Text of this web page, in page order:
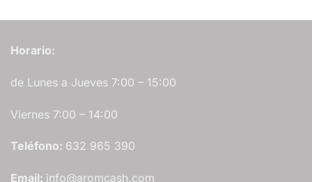
Horario:
de Lunes a Jueves 7:00 – 15:00
Viernes 7:00 – 14:00
Teléfono: 632 965 390
Email: info@aromcash.com